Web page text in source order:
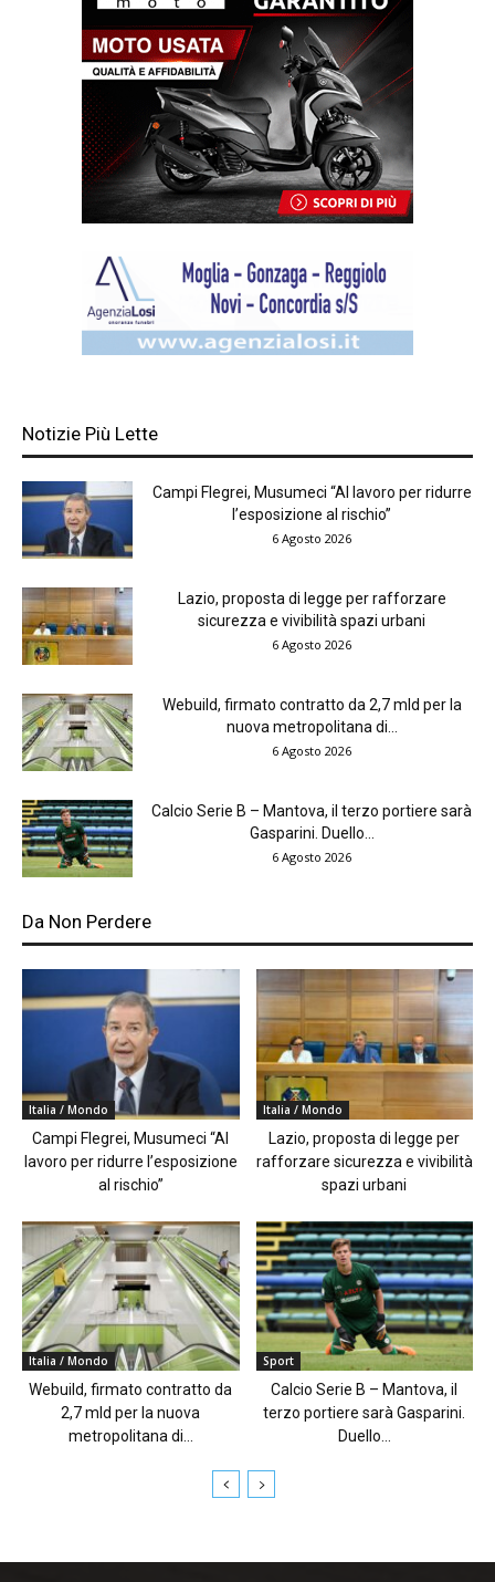
Notizie Più Lette
Campi Flegrei, Musumeci “Al lavoro per ridurre
l’esposizione al rischio”
6 Agosto 2026
Lazio, proposta di legge per rafforzare
sicurezza e vivibilità spazi urbani
6 Agosto 2026
Webuild, firmato contratto da 2,7 mld per la
nuova metropolitana di...
6 Agosto 2026
Calcio Serie B – Mantova, il terzo portiere sarà
Gasparini. Duello...
6 Agosto 2026
Da Non Perdere
Italia / Mondo
Campi Flegrei, Musumeci “Al
lavoro per ridurre l’esposizione
al rischio”
Italia / Mondo
Lazio, proposta di legge per
rafforzare sicurezza e vivibilità
spazi urbani
Italia / Mondo
Webuild, firmato contratto da
2,7 mld per la nuova
metropolitana di...
Sport
Calcio Serie B – Mantova, il
terzo portiere sarà Gasparini.
Duello...